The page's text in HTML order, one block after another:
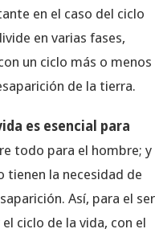
en el caso del ciclo
en varias fases,
un ciclo más o menos
de la tierra.
es esencial para
todo para el hombre; y
tienen la necesidad de
Así, para el ser
ciclo de la vida, con el